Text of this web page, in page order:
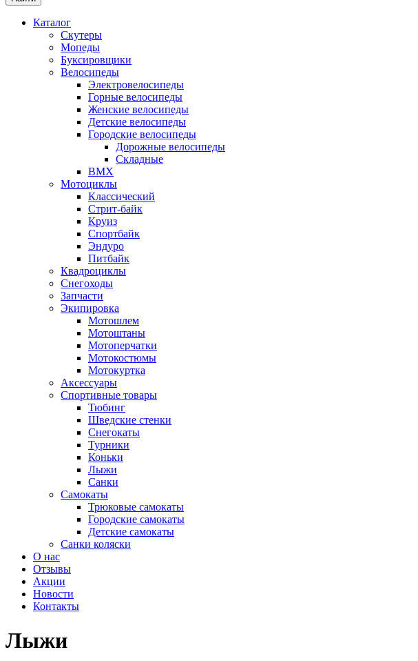
Каталог
Скутеры
Мопеды
Буксировщики
Велосипеды
Электровелосипеды
Горные велосипеды
Женские велосипеды
Детские велосипеды
Городские велосипеды
Дорожные велосипеды
Складные
BMX
Мотоциклы
Классический
Стрит-байк
Круиз
Спортбайк
Эндуро
Питбайк
Квадроциклы
Снегоходы
Запчасти
Экипировка
Мотошлем
Мотоштаны
Мотоперчатки
Мотокостюмы
Мотокуртка
Аксессуары
Спортивные товары
Тюбинг
Шведские стенки
Снегокаты
Турники
Коньки
Лыжи
Санки
Самокаты
Трюковые самокаты
Городские самокаты
Детские самокаты
Санки коляски
О нас
Отзывы
Акции
Новости
Контакты
Лыжи